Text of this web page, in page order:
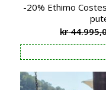
-20% Ethimo
kr